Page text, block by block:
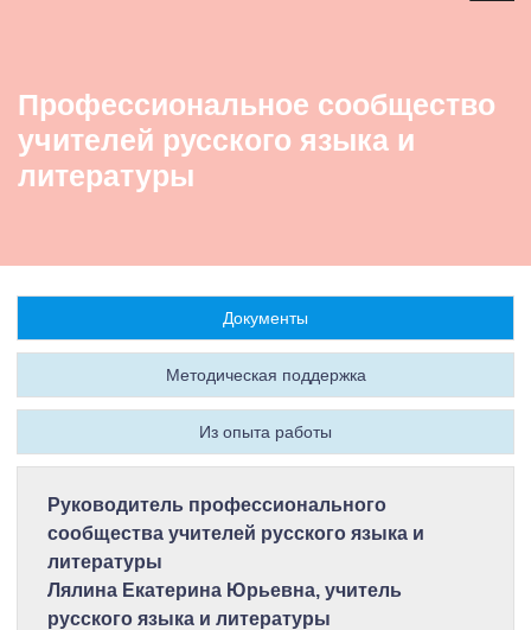
Профессиональное сообщество
учителей русского языка и
литературы
Документы
Методическая поддержка
Из опыта работы
Руководитель профессионального
сообщества учителей русского языка и
литературы
Лялина Екатерина Юрьевна, учитель
русского языка и литературы